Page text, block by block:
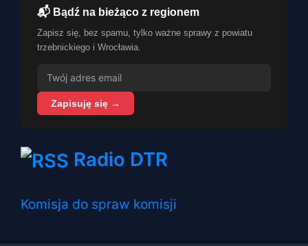
📬 Bądź na bieżąco z regionem
Zapisz się, bez spamu, tylko ważne sprawy z powiatu
trzebnickiego i Wrocławia.
Zapisuję się →
Radio DTR
Komisja do spraw komisji